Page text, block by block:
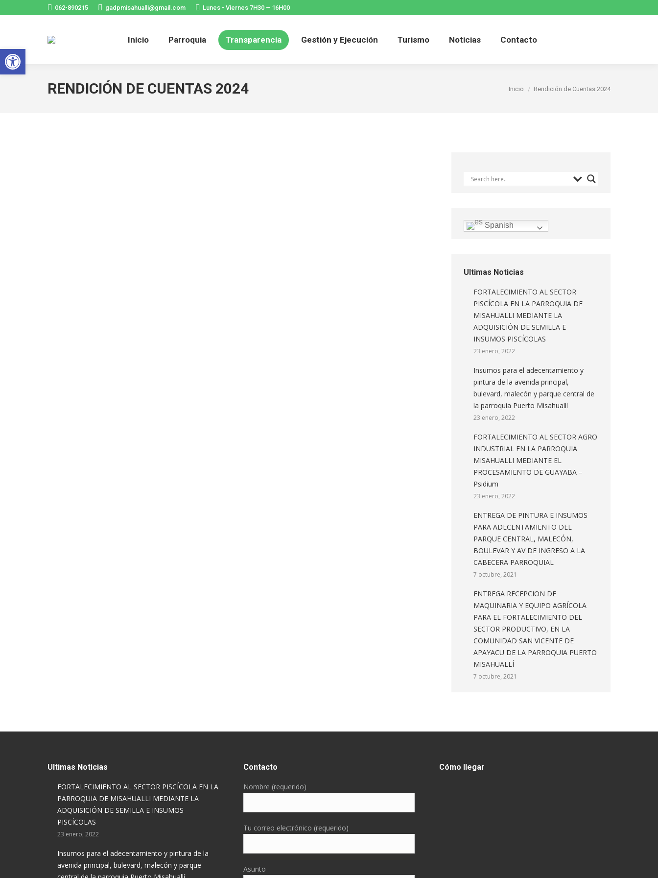
062-890215 gadpmisahualli@gmail.com Lunes - Viernes 7H30 – 16H00
Inicio Parroquia Transparencia Gestión y Ejecución Turismo Noticias Contacto
RENDICIÓN DE CUENTAS 2024 Estás aquí:
Inicio Rendición de Cuentas 2024
Spanish
Ultimas Noticias
FORTALECIMIENTO AL SECTOR
PISCÍCOLA EN LA PARROQUIA DE
MISAHUALLI MEDIANTE LA
ADQUISICIÓN DE SEMILLA E
INSUMOS PISCÍCOLAS
23 enero, 2022
Insumos para el adecentamiento y
pintura de la avenida principal,
bulevard, malecón y parque central de
la parroquia Puerto Misahuallí
23 enero, 2022
FORTALECIMIENTO AL SECTOR AGRO
INDUSTRIAL EN LA PARROQUIA
MISAHUALLI MEDIANTE EL
PROCESAMIENTO DE GUAYABA –
Psidium
23 enero, 2022
ENTREGA DE PINTURA E INSUMOS
PARA ADECENTAMIENTO DEL
PARQUE CENTRAL, MALECÓN,
BOULEVAR Y AV DE INGRESO A LA
CABECERA PARROQUIAL
7 octubre, 2021
ENTREGA RECEPCION DE
MAQUINARIA Y EQUIPO AGRÍCOLA
PARA EL FORTALECIMIENTO DEL
SECTOR PRODUCTIVO, EN LA
COMUNIDAD SAN VICENTE DE
APAYACU DE LA PARROQUIA PUERTO
MISAHUALLÍ
7 octubre, 2021
Ultimas Noticias
FORTALECIMIENTO AL SECTOR PISCÍCOLA EN LA
PARROQUIA DE MISAHUALLI MEDIANTE LA
ADQUISICIÓN DE SEMILLA E INSUMOS
PISCÍCOLAS
23 enero, 2022
Insumos para el adecentamiento y pintura de la
avenida principal, bulevard, malecón y parque
Contacto
Nombre (requerido)
Tu correo electrónico (requerido)
Asunto
Cómo llegar
Abrir barra de herramientas
Inicio Parroquia Transparencia Gestión y Ejecución Turismo Noticias
Contacto